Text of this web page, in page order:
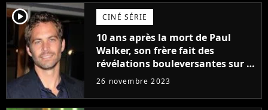
player2 CINÉ SÉRIE
10 ans après la mort de Paul
Walker, son frère fait des
révélations bouleversantes sur la
réaction des acteurs de Fast and
26 novembre 2023